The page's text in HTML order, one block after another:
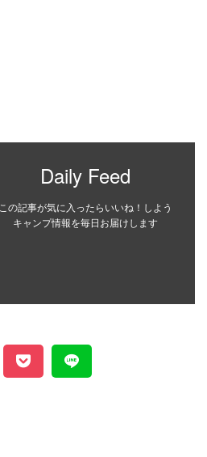
Daily Feed
この記事が気に入ったらいいね！しよう
キャンプ情報を毎日お届けします